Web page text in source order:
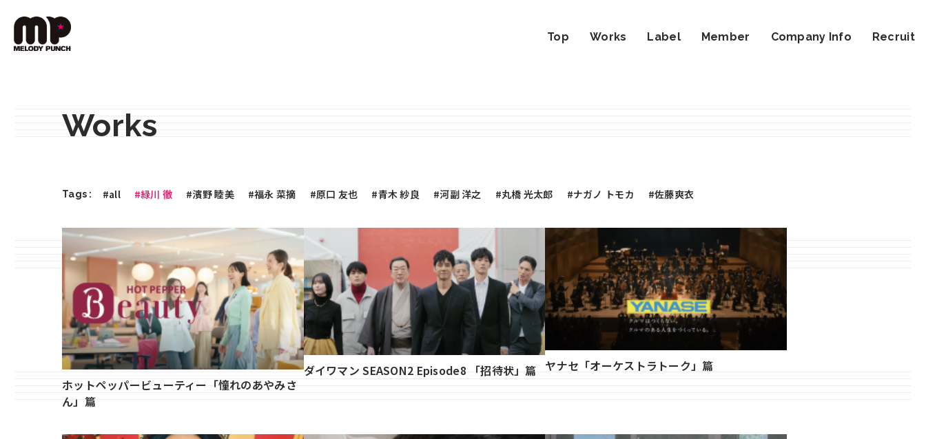
Top Works Label Member Company Info Recruit
Works
Tags : #all #緑川 徹 #濱野 睦美 #福永 菜摘 #原口 友也 #青木 紗良 #河副 洋之 #丸橋 光太郎 #ナガノ トモカ #佐藤爽衣
ホットペッパービューティー「憧れのあやみさ
ん」篇
ダイワマン SEASON2 Episode8 「招待状」篇 ヤナセ「オーケストラトーク」篇